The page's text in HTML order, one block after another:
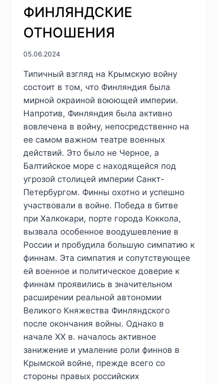
ФИНЛЯНДСКИЕ
ОТНОШЕНИЯ
05.06.2024
Типичный взгляд на Крымскую войну
состоит в том, что Финляндия была
мирной окраиной воюющей империи.
Напротив, Финляндия была активно
вовлечена в войну, непосредственно на
ее самом важном театре военных
действий. Это было не Черное, а
Балтийское море с находящейся под
угрозой столицей империи Санкт-
Петербургом. Финны охотно и успешно
участвовали в войне. Победа в битве
при Халкокари, порте города Коккола,
вызвала особенное воодушевление в
России и пробудила большую симпатию к
финнам. Эта симпатия и сопутствующее
ей военное и политическое доверие к
финнам проявились в значительном
расширении реальной автономии
Великого Княжества Финляндского
после окончания войны. Однако в
начале XX в. началось активное
занижение и умаление роли финнов в
Крымской войне, прежде всего со
стороны правых российских